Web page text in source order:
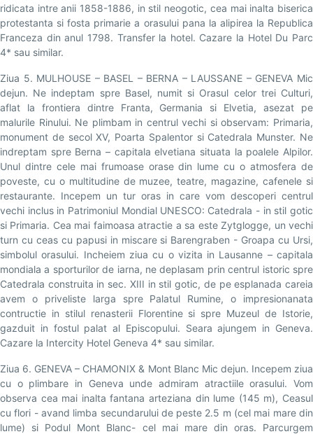
ridicata intre anii 1858-1886, in stil neogotic, cea mai inalta biserica
protestanta si fosta primarie a orasului pana la alipirea la Republica
Franceza din anul 1798. Transfer la hotel. Cazare la Hotel Du Parc
4* sau similar.
Ziua 5. MULHOUSE – BASEL – BERNA – LAUSSANE – GENEVA Mic
dejun. Ne indeptam spre Basel, numit si Orasul celor trei Culturi,
aflat la frontiera dintre Franta, Germania si Elvetia, asezat pe
malurile Rinului. Ne plimbam in centrul vechi si observam: Primaria,
monument de secol XV, Poarta Spalentor si Catedrala Munster. Ne
indreptam spre Berna – capitala elvetiana situata la poalele Alpilor.
Unul dintre cele mai frumoase orase din lume cu o atmosfera de
poveste, cu o multitudine de muzee, teatre, magazine, cafenele si
restaurante. Incepem un tur oras in care vom descoperi centrul
vechi inclus in Patrimoniul Mondial UNESCO: Catedrala - in stil gotic
si Primaria. Cea mai faimoasa atractie a sa este Zytglogge, un vechi
turn cu ceas cu papusi in miscare si Barengraben - Groapa cu Ursi,
simbolul orasului. Incheiem ziua cu o vizita in Lausanne – capitala
mondiala a sporturilor de iarna, ne deplasam prin centrul istoric spre
Catedrala construita in sec. XIII in stil gotic, de pe esplanada careia
avem o priveliste larga spre Palatul Rumine, o impresionanata
contructie in stilul renasterii Florentine si spre Muzeul de Istorie,
gazduit in fostul palat al Episcopului. Seara ajungem in Geneva.
Cazare la Intercity Hotel Geneva 4* sau similar.
Ziua 6. GENEVA – CHAMONIX & Mont Blanc Mic dejun. Incepem ziua
cu o plimbare in Geneva unde admiram atractiile orasului. Vom
observa cea mai inalta fantana arteziana din lume (145 m), Ceasul
cu flori - avand limba secundarului de peste 2.5 m (cel mai mare din
lume) si Podul Mont Blanc- cel mai mare din oras. Parcurgem